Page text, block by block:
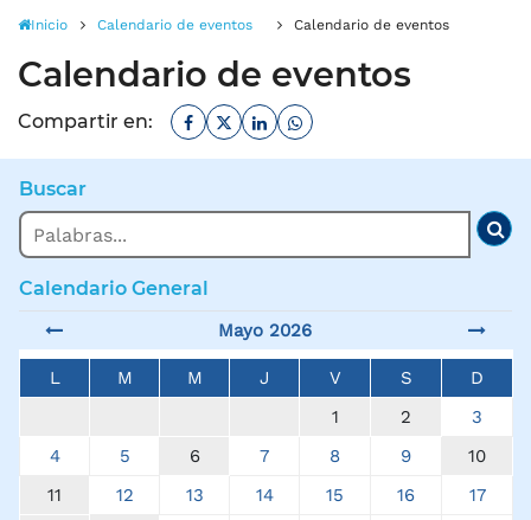
Inicio Calendario de eventos Calendario de eventos
Calendario de eventos
Compartir en: Facebook
TwitterLinkedinWhatsapp
Buscar
Buscar
Calendario General
Mayo 2026
L M M J V S
D
1
2
3
4
5 6 7 8 9
10
11
12 13 14 15 16
17